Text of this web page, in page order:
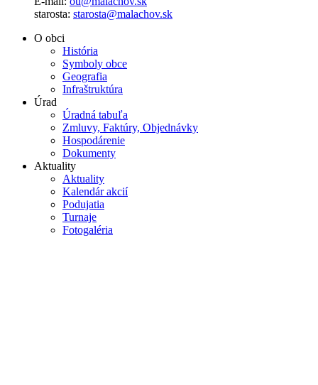
starosta: starosta@malachov.sk
O obci
História
Symboly obce
Geografia
Infraštruktúra
Úrad
Úradná tabuľa
Zmluvy, Faktúry, Objednávky
Hospodárenie
Dokumenty
Aktuality
Aktuality
Kalendár akcií
Podujatia
Turnaje
Fotogaléria